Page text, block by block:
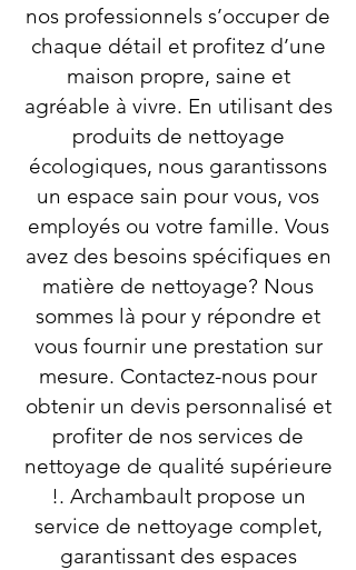
nos professionnels s’occuper de
chaque détail et profitez d’une
maison propre, saine et
agréable à vivre. En utilisant des
produits de nettoyage
écologiques, nous garantissons
un espace sain pour vous, vos
employés ou votre famille. Vous
avez des besoins spécifiques en
matière de nettoyage? Nous
sommes là pour y répondre et
vous fournir une prestation sur
mesure. Contactez-nous pour
obtenir un devis personnalisé et
profiter de nos services de
nettoyage de qualité supérieure
!. Archambault propose un
service de nettoyage complet,
garantissant des espaces